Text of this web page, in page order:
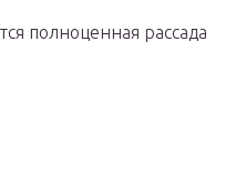
полноценная рассада